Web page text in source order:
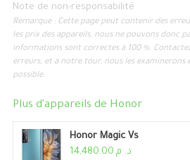
Note de non-responsabilité
Remarque : Cette page peut contenir des
les prix des appareils, nous ne pouvons donc
informations sont correctes à 100 %.
erreurs, et à notre tour, nous les examinerons
possible.
Plus d'appareils de Honor
Honor Magic Vs
د. م.14,480.00